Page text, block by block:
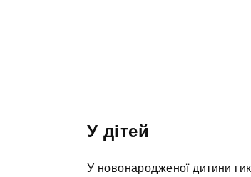
У дітей
У новонародженої дитини